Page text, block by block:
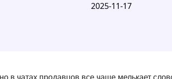
2025-11-17
в чатах продавцов все чаще мелькает